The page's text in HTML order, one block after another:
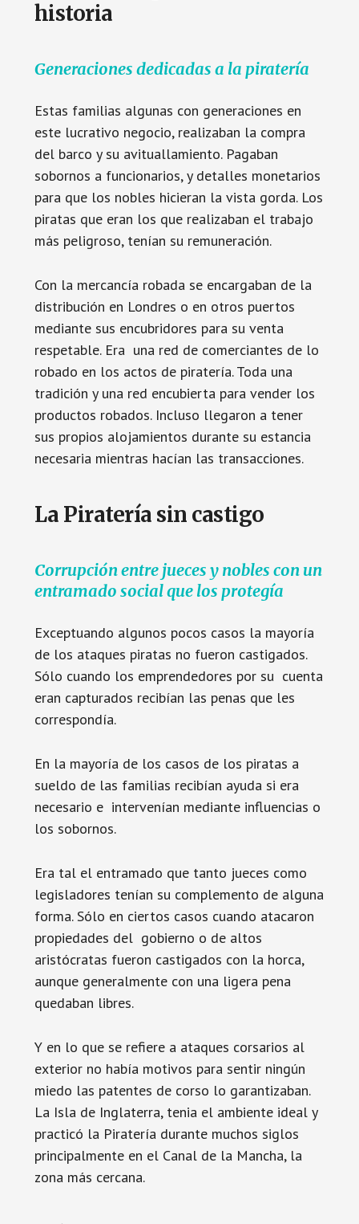
historia
Generaciones dedicadas a la piratería
Estas familias algunas con generaciones en
este lucrativo negocio, realizaban la compra
del barco y su avituallamiento. Pagaban
sobornos a funcionarios, y detalles monetarios
para que los nobles hicieran la vista gorda. Los
piratas que eran los que realizaban el trabajo
más peligroso, tenían su remuneración.
Con la mercancía robada se encargaban de la
distribución en Londres o en otros puertos
mediante sus encubridores para su venta
respetable. Era una red de comerciantes de lo
robado en los actos de piratería. Toda una
tradición y una red encubierta para vender los
productos robados. Incluso llegaron a tener
sus propios alojamientos durante su estancia
necesaria mientras hacían las transacciones.
La Piratería sin castigo
Corrupción entre jueces y nobles con un
entramado social que los protegía
Exceptuando algunos pocos casos la mayoría
de los ataques piratas no fueron castigados.
Sólo cuando los emprendedores por su cuenta
eran capturados recibían las penas que les
correspondía.
En la mayoría de los casos de los piratas a
sueldo de las familias recibían ayuda si era
necesario e intervenían mediante influencias o
los sobornos.
Era tal el entramado que tanto jueces como
legisladores tenían su complemento de alguna
forma. Sólo en ciertos casos cuando atacaron
propiedades del gobierno o de altos
aristócratas fueron castigados con la horca,
aunque generalmente con una ligera pena
quedaban libres.
Y en lo que se refiere a ataques corsarios al
exterior no había motivos para sentir ningún
miedo las patentes de corso lo garantizaban.
La Isla de Inglaterra, tenia el ambiente ideal y
practicó la Piratería durante muchos siglos
principalmente en el Canal de la Mancha, la
zona más cercana.